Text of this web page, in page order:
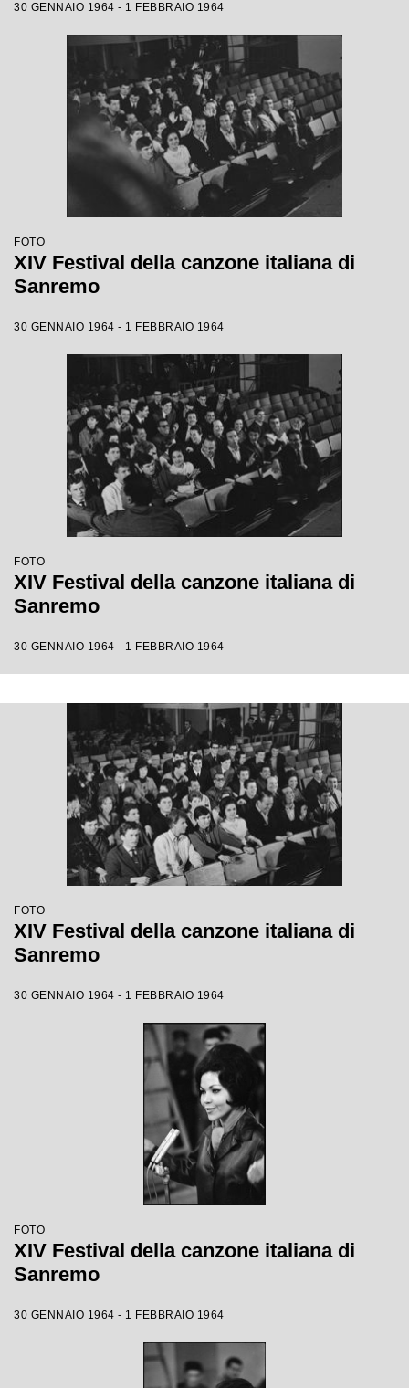
30 GENNAIO 1964 - 1 FEBBRAIO 1964
FOTO
XIV Festival della canzone italiana di
Sanremo
30 GENNAIO 1964 - 1 FEBBRAIO 1964
FOTO
XIV Festival della canzone italiana di
Sanremo
30 GENNAIO 1964 - 1 FEBBRAIO 1964
FOTO
XIV Festival della canzone italiana di
Sanremo
30 GENNAIO 1964 - 1 FEBBRAIO 1964
FOTO
XIV Festival della canzone italiana di
Sanremo
30 GENNAIO 1964 - 1 FEBBRAIO 1964